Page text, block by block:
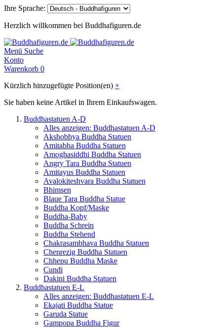
Ihre Sprache:
Herzlich willkommen bei Buddhafiguren.de
Menü Suche
Konto
Warenkorb 0
Kürzlich hinzugefügte Position(en) ×
Sie haben keine Artikel in Ihrem Einkaufswagen.
Buddhastatuen A-D
Alles anzeigen: Buddhastatuen A-D
Akshobhya Buddha Statuen
Amitabha Buddha Statuen
Amoghasiddhi Buddha Statuen
Angry Tara Buddha Statuen
Amitayus Buddha Statuen
Avalokiteshvara Buddha Statuen
Bhimsen
Blaue Tara Buddha Statue
Buddha Kopf/Maske
Buddha-Baby
Buddha Schrein
Buddha Stehend
Chakrasambhava Buddha Statuen
Chenrezig Buddha Statuen
Chhepu Buddha Maske
Cundi
Dakini Buddha Statuen
Buddhastatuen E-L
Alles anzeigen: Buddhastatuen E-L
Ekajati Buddha Statue
Garuda Statue
Gampopa Buddha Figur